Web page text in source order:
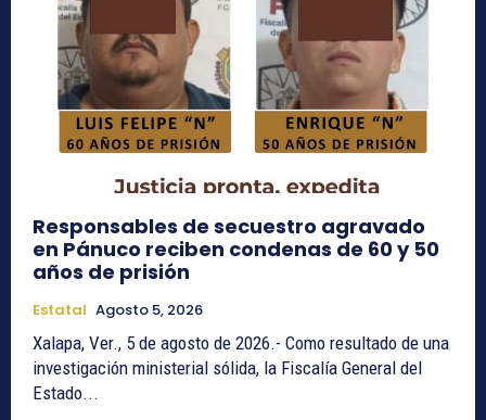
Responsables de secuestro agravado
en Pánuco reciben condenas de 60 y 50
años de prisión
Estatal Agosto 5, 2026
Xalapa, Ver., 5 de agosto de 2026.- Como resultado de una
investigación ministerial sólida, la Fiscalía General del
Estado...